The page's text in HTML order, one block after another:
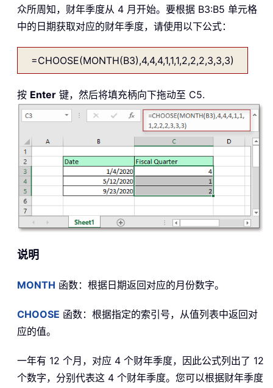
众所周知，财年季度从 4 月开始。要根据 B3:B5 单元格
中的日期获取对应的财年季度，请使用以下公式：
=CHOOSE(MONTH(B3),4,4,4,1,1,1,2,2,2,3,3,3)
按 Enter 键，然后将填充柄向下拖动至 C5.
说明
MONTH 函数：根据日期返回对应的月份数字。
CHOOSE 函数：根据指定的索引号，从值列表中返回对
应的值。
一年有 12 个月，对应 4 个财年季度，因此公式列出了 12
个数字，分别代表这 4 个财年季度。您可以根据财年季度